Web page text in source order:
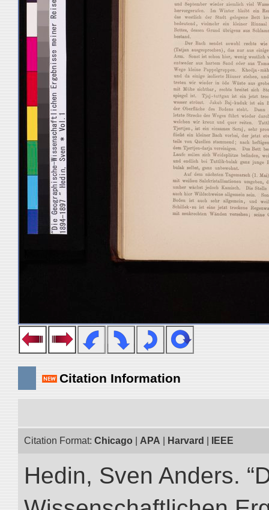
Citation Information
Citation Format: Chicago APA Harvard IEEE
Hedin, Sven Anders.